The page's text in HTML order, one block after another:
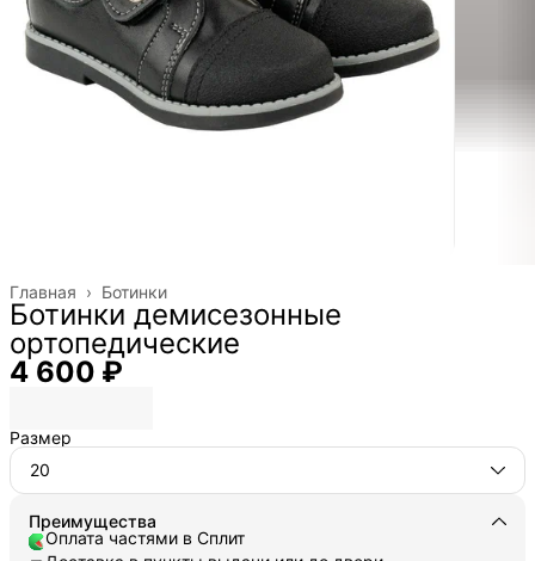
Ботинки
Главная ›
Ботинки демисезонные
ортопедические
4 600 ₽
Размер
20
Преимущества
Оплата частями в Сплит